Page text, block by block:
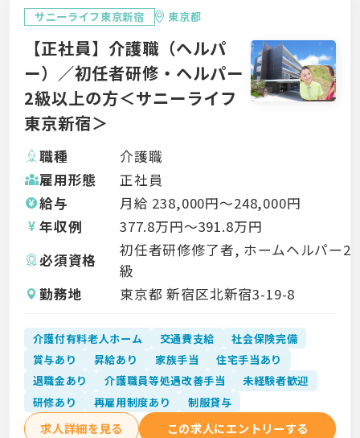
サニーライフ東京新宿 東京都
【正社員】介護職（ヘルパ
ー）／初任者研修・ヘルパー
2級以上の方＜サニーライフ
東京新宿＞
職種
介護職
雇用形態
正社員
給与
月給 238,000円〜248,000円
年収例
377.8万円〜391.8万円
必須資格
初任者研修修了者, ホームヘルパー2
級
勤務地
東京都 新宿区北新宿3-19-8
介護付有料老人ホーム 交通費支給
社会保険完備
賞与あり
昇給あり 家族手当
住宅手当あり
退職金あり
介護職員等処遇改善手当
未経験者歓迎
研修あり
再雇用制度あり 制服貸与
求人詳細を見る この求人にエントリーする